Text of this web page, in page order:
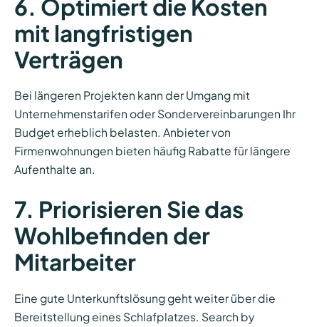
6. Optimiert die Kosten
mit langfristigen
Verträgen
Bei längeren Projekten kann der Umgang mit
Unternehmenstarifen oder Sondervereinbarungen Ihr
Budget erheblich belasten. Anbieter von
Firmenwohnungen bieten häufig Rabatte für längere
Aufenthalte an.
7. Priorisieren Sie das
Wohlbefinden der
Mitarbeiter
Eine gute Unterkunftslösung geht weiter über die
Bereitstellung eines Schlafplatzes. Search by